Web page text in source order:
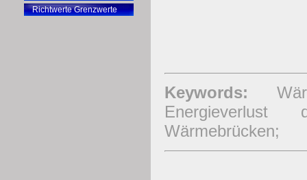
Richtwerte Grenzwerte
Keywords:
Energieverlust
Wärmebrücken;